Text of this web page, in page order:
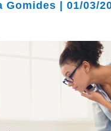
Gomides | 01/03/